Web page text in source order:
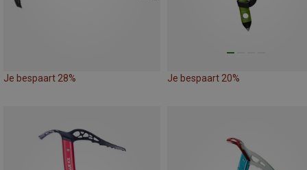
Je bespaart 28% Je bespaart 20%